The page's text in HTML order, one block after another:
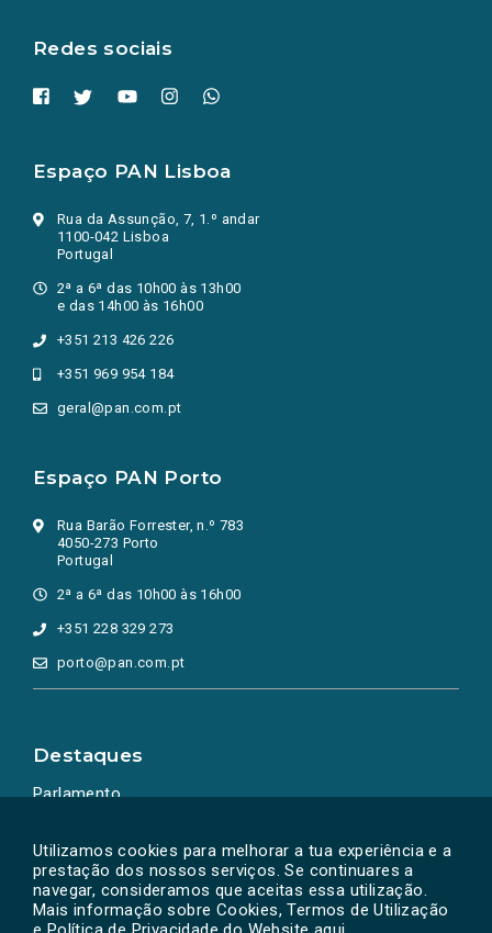
Utilizamos cookies para melhorar a tua experiência e a
prestação dos nossos serviços. Se continuares a
navegar, consideramos que aceitas essa utilização.
Mais informação sobre Cookies, Termos de Utilização
Redes sociais
Espaço PAN Lisboa
Rua da Assunção, 7, 1.º andar
1100-042 Lisboa
Portugal
2ª a 6ª das 10h00 às 13h00
e das 14h00 às 16h00
+351 213 426 226
+351 969 954 184
geral@pan.com.pt
Espaço PAN Porto
Rua Barão Forrester, n.º 783
4050-273 Porto
Portugal
2ª a 6ª das 10h00 às 16h00
+351 228 329 273
porto@pan.com.pt
Destaques
Parlamento